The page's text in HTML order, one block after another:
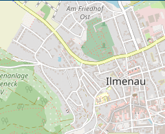
Öffnet die Anfahrtsbeschreibung in